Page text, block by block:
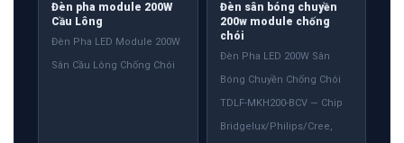
Đèn pha module 200W
Cầu Lông
Đèn Pha LED Module 200W
Sân Cầu Lông Chống Chói
Đèn sân bóng chuyền
200w module chống
chói
Đèn Pha LED 200W Sân
Bóng Chuyền Chống Chói
TDLF-MKH200-BCV — Chip
Bridgelux/Philips/Cree,